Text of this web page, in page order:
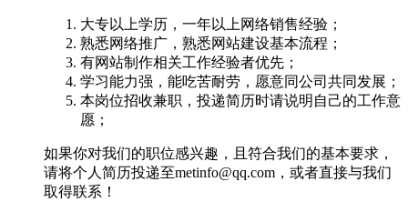
大专以上学历，一年以上网络销售经验；
熟悉网络推广，熟悉网站建设基本流程；
有网站制作相关工作经验者优先；
学习能力强，能吃苦耐劳，愿意同公司共同发展；
本岗位招收兼职，投递简历时请说明自己的工作意
愿；
如果你对我们的职位感兴趣，且符合我们的基本要求，
请将个人简历投递至metinfo@qq.com，或者直接与我们
取得联系！